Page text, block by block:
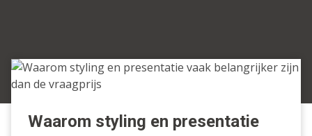
Waarom
styling
en
presentatie
Waarom styling en presentatie